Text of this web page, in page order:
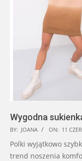
Wygodna
2025-
06-
11
BY: JOANA ON: 11
Polki wyjątkowo
trend noszenia